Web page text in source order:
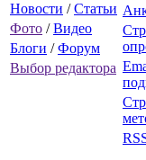
Новости /Статьи
Фото /Видео
Блоги /Форум
Выбор редактора